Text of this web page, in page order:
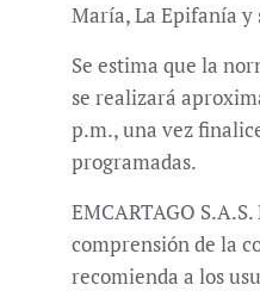
María, La Epifanía y
Se estima que la
se realizará
p.m., una vez
programadas.
EMCARTAGO S.A.S.
comprensión de la
recomienda a los